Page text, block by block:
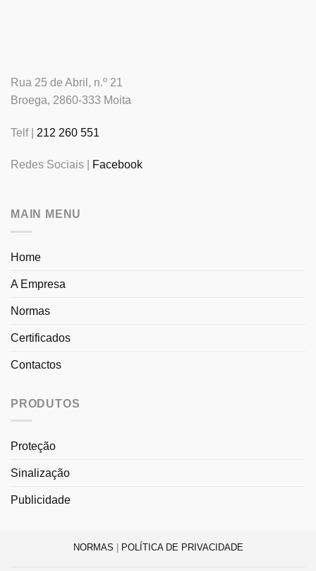
Rua 25 de Abril, n.º 21
Broega, 2860-333 Moita
Telf | 212 260 551
Redes Sociais | Facebook
MAIN MENU
Home
A Empresa
Normas
Certificados
Contactos
PRODUTOS
Proteção
Sinalização
Publicidade
NORMAS POLÍTICA DE PRIVACIDADE